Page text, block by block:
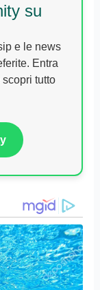
su
e le news
Entra
tutto